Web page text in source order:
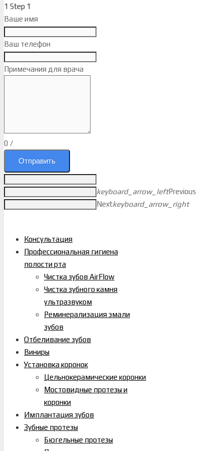
1 Step 1
Ваше имя
Ваш телефон
Примечания для врача
0 /
Отправить
keyboard_arrow_leftPrevious
Nextkeyboard_arrow_right
Консультация
Профессиональная гигиена
полости рта
Чистка зубов AirFlow
Чистка зубного камня
ультразвуком
Реминерализация эмали
зубов
Отбеливание зубов
Виниры
Установка коронок
Цельнокерамические коронки
Мостовидные протезы и
коронки
Имплантация зубов
Зубные протезы
Бюгельные протезы